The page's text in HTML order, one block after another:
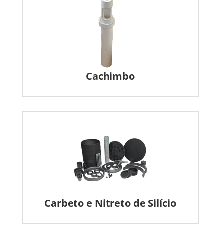
Cachimbo
Carbeto e Nitreto de Silício